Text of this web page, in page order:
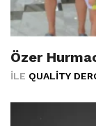
Özer
İLE QUALITY